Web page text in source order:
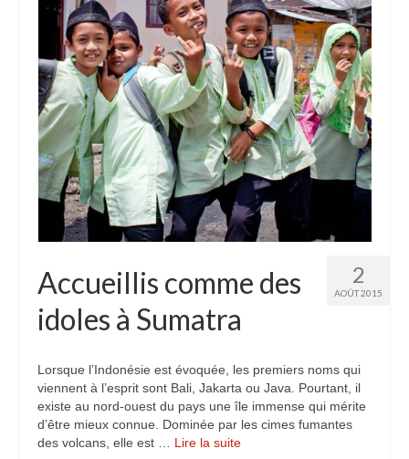
2
AOÛT 2015
Accueillis comme des
idoles à Sumatra
Lorsque l’Indonésie est évoquée, les premiers noms qui
viennent à l’esprit sont Bali, Jakarta ou Java. Pourtant, il
existe au nord-ouest du pays une île immense qui mérite
d’être mieux connue. Dominée par les cimes fumantes
des volcans, elle est … Lire la suite­­